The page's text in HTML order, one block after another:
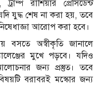
রাশিয়ার প্রেসিডেন্ট
যুদ্ধ শেষ না করা হয়, তবে
আরোপ করা হবে।
বসতে অস্বীকৃতি জানালে
মুখে পড়বে। যদিও
জন্য প্রস্তুত। তবে
বরাবরই মস্কোর জন্য